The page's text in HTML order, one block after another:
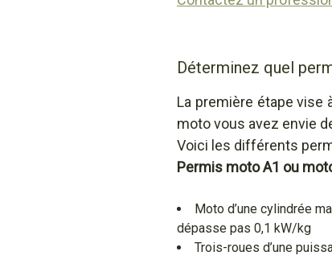
Déterminez quel
La première étape vise
moto vous avez envie
Voici les différents
Permis moto A1 ou
Moto d’une cylindrée
dépasse pas 0,1 kW/kg
Trois-roues d’une